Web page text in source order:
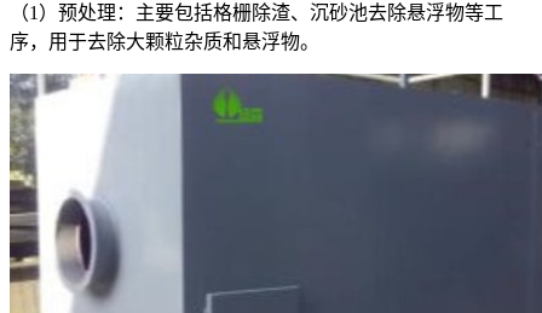
（1）预处理：主要包括格栅除渣、沉砂池去除悬浮物等工
序，用于去除大颗粒杂质和悬浮物。